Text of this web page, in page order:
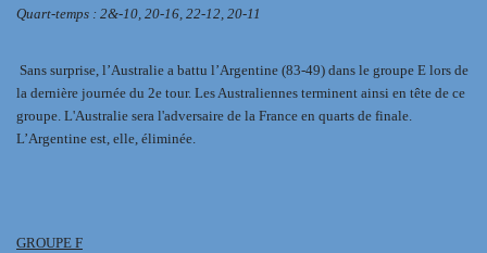
Quart-temps : 2&-10, 20-16, 22-12, 20-11
Sans surprise, l’Australie a battu l’Argentine (83-49) dans le groupe E lors de
la dernière journée du 2e tour. Les Australiennes terminent ainsi en tête de ce
groupe. L'Australie sera l'adversaire de la France en quarts de finale.
L’Argentine est, elle, éliminée.
GROUPE F